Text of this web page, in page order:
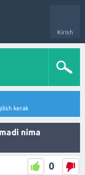
Kirish
kerak
nima
0